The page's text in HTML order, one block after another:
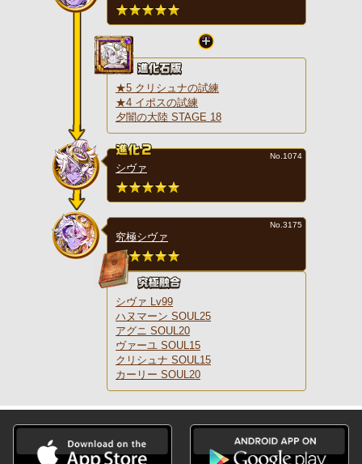
★5 クリシュナの試練
★4 イポスの試練
夕闇の大陸 STAGE 18
シヴァ
No.1074
究極シヴァ
No.3175
シヴァ Lv99
ハヌマーン SOUL25
アグニ SOUL20
ヴァーユ SOUL15
クリシュナ SOUL15
カーリー SOUL20